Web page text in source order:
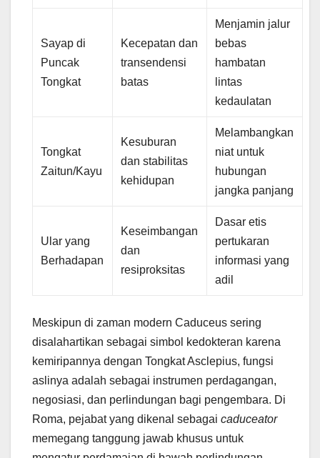
Sayap di
Puncak
Tongkat
Kecepatan dan
transendensi
batas
Menjamin jalur
bebas
hambatan
lintas
kedaulatan
Tongkat
Zaitun/Kayu
Kesuburan
dan stabilitas
kehidupan
Melambangkan
niat untuk
hubungan
jangka panjang
Ular yang
Berhadapan
Keseimbangan
dan
resiproksitas
Dasar etis
pertukaran
informasi yang
adil
Meskipun di zaman modern Caduceus sering
disalahartikan sebagai simbol kedokteran karena
kemiripannya dengan Tongkat Asclepius, fungsi
aslinya adalah sebagai instrumen perdagangan,
negosiasi, dan perlindungan bagi pengembara. Di
Roma, pejabat yang dikenal sebagai caduceator
memegang tanggung jawab khusus untuk